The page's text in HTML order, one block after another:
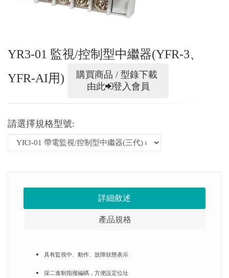
YR3-01 監視/控制型中繼器(YFR-3、
YFR-AI用)
購買商品 / 型錄下載
由此
登入會員
請選擇規格型號:
詳細敘述
產品規格
具有監視中、動作、故障狀態表示
採二進制指撥編碼，方便設定位址